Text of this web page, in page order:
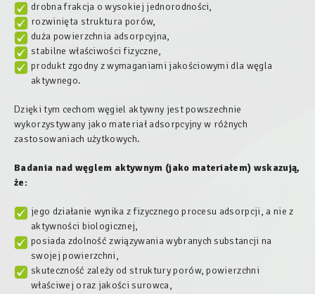
drobna frakcja o wysokiej jednorodności,
rozwinięta struktura porów,
duża powierzchnia adsorpcyjna,
stabilne właściwości fizyczne,
produkt zgodny z wymaganiami jakościowymi dla węgla
aktywnego.
Dzięki tym cechom węgiel aktywny jest powszechnie
wykorzystywany jako materiał adsorpcyjny w różnych
zastosowaniach użytkowych.
Badania nad węglem aktywnym (jako materiałem) wskazują,
że:
jego działanie wynika z fizycznego procesu adsorpcji, a nie z
aktywności biologicznej,
posiada zdolność związywania wybranych substancji na
swojej powierzchni,
skuteczność zależy od struktury porów, powierzchni
właściwej oraz jakości surowca,